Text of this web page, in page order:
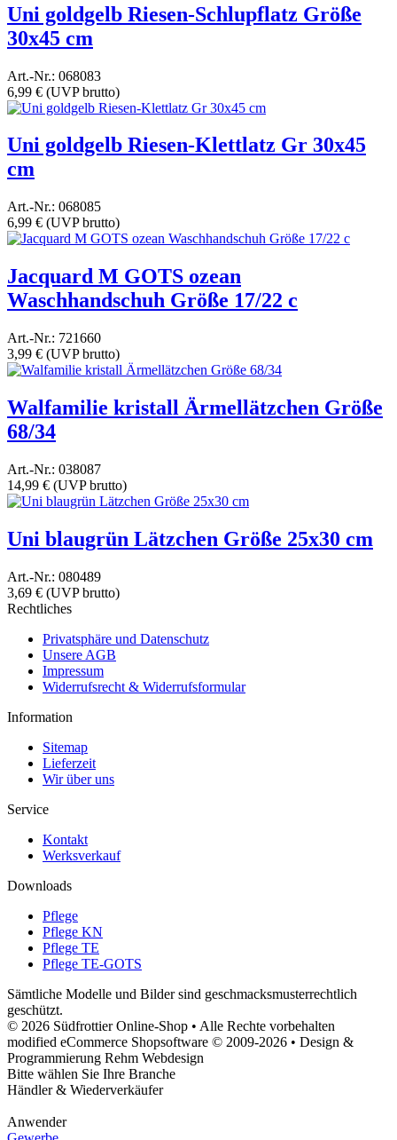
Uni goldgelb Riesen-Schlupflatz Größe
30x45 cm
Art.-Nr.: 068083
6,99 € (UVP brutto)
Uni goldgelb Riesen-Klettlatz Gr 30x45
cm
Art.-Nr.: 068085
6,99 € (UVP brutto)
Jacquard M GOTS ozean
Waschhandschuh Größe 17/22 c
Art.-Nr.: 721660
3,99 € (UVP brutto)
Walfamilie kristall Ärmellätzchen Größe
68/34
Art.-Nr.: 038087
14,99 € (UVP brutto)
Uni blaugrün Lätzchen Größe 25x30 cm
Art.-Nr.: 080489
3,69 € (UVP brutto)
Rechtliches
Privatsphäre und Datenschutz
Unsere AGB
Impressum
Widerrufsrecht & Widerrufsformular
Information
Sitemap
Lieferzeit
Wir über uns
Service
Kontakt
Werksverkauf
Downloads
Pflege
Pflege KN
Pflege TE
Pflege TE-GOTS
Sämtliche Modelle und Bilder sind geschmacksmusterrechtlich
geschützt.
© 2026 Südfrottier Online-Shop • Alle Rechte vorbehalten
modified eCommerce Shopsoftware © 2009-2026 • Design &
Programmierung Rehm Webdesign
Bitte wählen Sie Ihre Branche
Händler & Wiederverkäufer
Anwender